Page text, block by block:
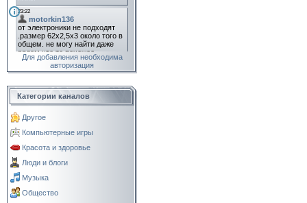
Для добавления необходима
авторизация
Категории каналов
Другое
Компьютерные игры
Красота и здоровье
Люди и блоги
Музыка
Общество